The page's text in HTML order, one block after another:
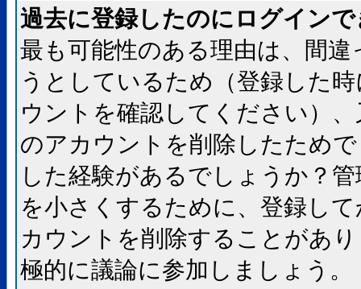
過去に登録したのにログイン
最も可能性のある理由は、間
うとしているため（登録した
ウントを確認してください）
のアカウントを削除したため
した経験があるでしょうか？
を小さくするために、登録し
カウントを削除することがあ
極的に議論に参加しましょう。